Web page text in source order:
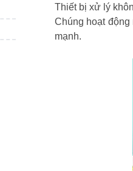
Thiết bị xử lý
Chúng hoạt
mạnh.